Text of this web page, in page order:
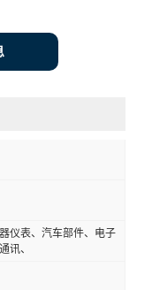
仪表、汽车部件、电子
讯、